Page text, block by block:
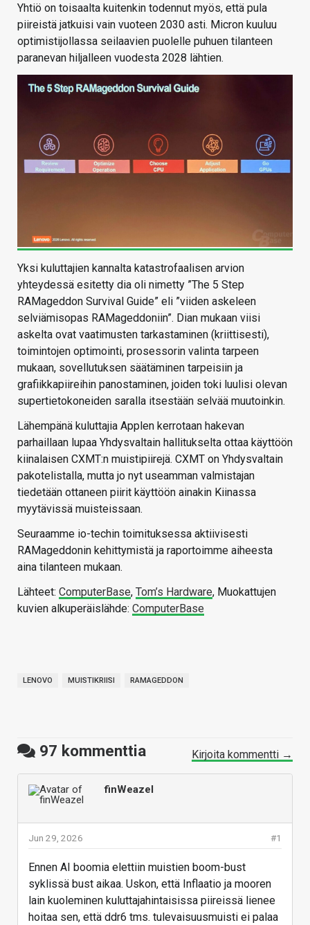
Yhtiö on toisaalta kuitenkin todennut myös, että pula
piireistä jatkuisi vain vuoteen 2030 asti. Micron kuuluu
optimistijollassa seilaavien puolelle puhuen tilanteen
paranevan hiljalleen vuodesta 2028 lähtien.
Yksi kuluttajien kannalta katastrofaalisen arvion
yhteydessä esitetty dia oli nimetty ”The 5 Step
RAMageddon Survival Guide” eli ”viiden askeleen
selviämisopas RAMageddoniin”. Dian mukaan viisi
askelta ovat vaatimusten tarkastaminen (kriittisesti),
toimintojen optimointi, prosessorin valinta tarpeen
mukaan, sovellutuksen säätäminen tarpeisiin ja
grafiikkapiireihin panostaminen, joiden toki luulisi olevan
supertietokoneiden saralla itsestään selvää muutoinkin.
Lähempänä kuluttajia Applen kerrotaan hakevan
parhaillaan lupaa Yhdysvaltain hallitukselta ottaa käyttöön
kiinalaisen CXMT:n muistipiirejä. CXMT on Yhdysvaltain
pakotelistalla, mutta jo nyt useamman valmistajan
tiedetään ottaneen piirit käyttöön ainakin Kiinassa
myytävissä muisteissaan.
Seuraamme io-techin toimituksessa aktiivisesti
RAMageddonin kehittymistä ja raportoimme aiheesta
aina tilanteen mukaan.
Lähteet: ComputerBase, Tom’s Hardware, Muokattujen
kuvien alkuperäislähde: ComputerBase
LENOVO MUISTIKRIISI RAMAGEDDON
97 kommenttia Kirjoita kommentti →
finWeazel
#1
Jun 29, 2026
Ennen AI boomia elettiin muistien boom-bust
syklissä bust aikaa. Uskon, että Inflaatio ja mooren
lain kuoleminen kuluttajahintaisissa piireissä lienee
hoitaa sen, että ddr6 tms. tulevaisuusmuisti ei palaa